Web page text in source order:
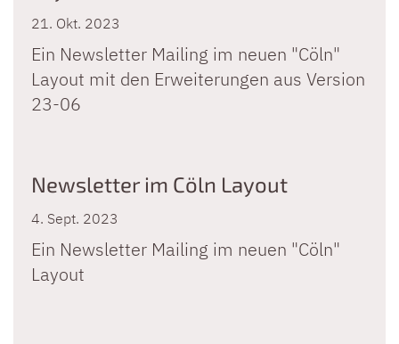
21. Okt. 2023
Ein Newsletter Mailing im neuen "Cöln"
Layout mit den Erweiterungen aus Version
23-06
Newsletter im Cöln Layout
4. Sept. 2023
Ein Newsletter Mailing im neuen "Cöln"
Layout